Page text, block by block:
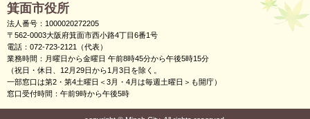
箕面市役所
法人番号：1000020272205
〒562-0003大阪府箕面市西小路4丁目6番1号
電話：072-723-2121（代表）
業務時間：月曜日から金曜日 午前8時45分から午後5時15分
（祝日・休日、12月29日から1月3日を除く。
一部窓口は第2・第4土曜日＜3月・4月は毎週土曜日＞も開庁）
窓口受付時間：午前9時から午後5時